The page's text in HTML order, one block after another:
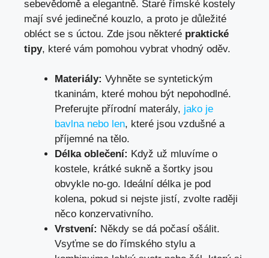
sebevědomě a elegantně. Staré římské kostely
mají své jedinečné kouzlo, a proto je důležité
obléct se s úctou. Zde jsou některé praktické
tipy, které vám pomohou vybrat vhodný oděv.
Materiály: Vyhněte se syntetickým
tkaninám, které mohou být nepohodlné.
Preferujte přírodní materály, jako je
bavlna nebo len, které jsou vzdušné a
příjemné na tělo.
Délka oblečení: Když už mluvíme o
kostele, krátké sukně a šortky jsou
obvykle no-go. Ideální délka je pod
kolena, pokud si nejste jistí, zvolte raději
něco konzervativního.
Vrstvení: Někdy se dá počasí ošálit.
Vsyťme se do římského stylu a